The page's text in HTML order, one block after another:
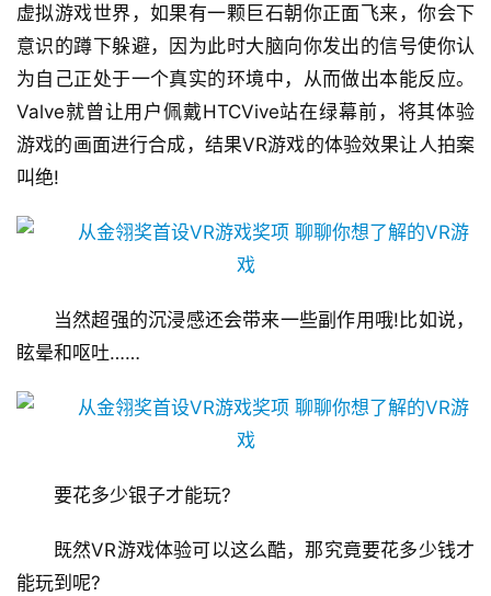
虚拟游戏世界，如果有一颗巨石朝你正面飞来，你会下
意识的蹲下躲避，因为此时大脑向你发出的信号使你认
为自己正处于一个真实的环境中，从而做出本能反应。
Valve就曾让用户佩戴HTCVive站在绿幕前，将其体验
游戏的画面进行合成，结果VR游戏的体验效果让人拍案
叫绝!
当然超强的沉浸感还会带来一些副作用哦!比如说，
眩晕和呕吐……
要花多少银子才能玩?
既然VR游戏体验可以这么酷，那究竟要花多少钱才
能玩到呢?